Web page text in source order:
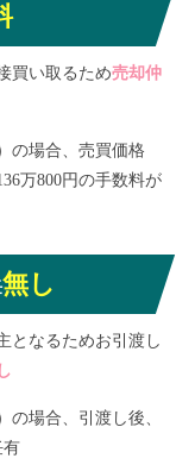
買い取るため売却仲
の場合、売買価格
万800円の手数料が
無し
となるためお引渡し
の場合、引渡し後、
有